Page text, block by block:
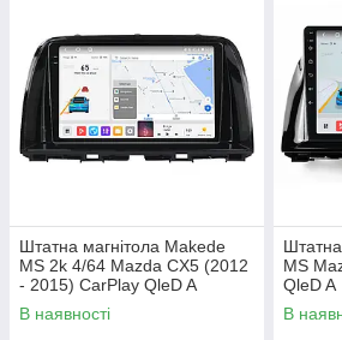
Штатна магнітола Makede
MS 2k 4/64 Mazda CX5 (2012
- 2015) CarPlay QleD A
В наявності
MS
QleD A
В